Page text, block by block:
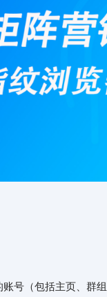
号（包括主页、群